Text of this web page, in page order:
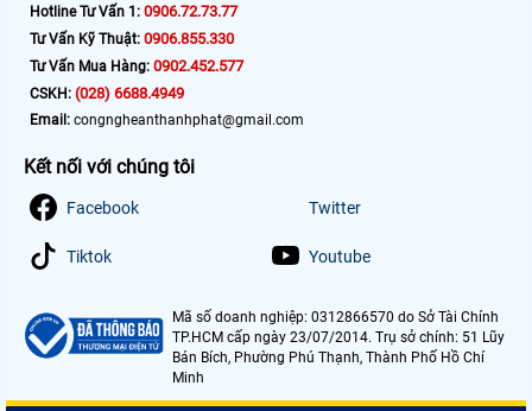
Hotline Tư Vấn 1: 0906.72.73.77
Tư Vấn Kỹ Thuật: 0906.855.330
Tư Vấn Mua Hàng: 0902.452.577
CSKH: (028) 6688.4949
Email: congngheanthanhphat@gmail.com
Kết nối với chúng tôi
Facebook Twitter
Tiktok Youtube
Mã số doanh nghiệp: 0312866570 do Sở Tài Chính
TP.HCM cấp ngày 23/07/2014. Trụ sở chính: 51 Lũy
Bán Bích, Phường Phú Thạnh, Thành Phố Hồ Chí
Minh